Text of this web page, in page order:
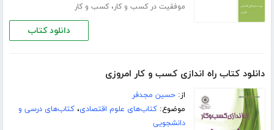
موفقیت در کسب و کار،کسب و کار
دانلود کتاب
دانلود کتاب راه اندازی کسب و کار امروزی
از:حسین مجدفر
موضوع:کتاب‌های علوم اقتصادی،کتاب‌های درسی و
دانشجویی